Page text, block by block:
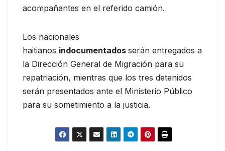
acompañantes en el referido camión.
Los nacionales
haitianos indocumentados serán entregados a
la Dirección General de Migración para su
repatriación, mientras que los tres detenidos
serán presentados ante el Ministerio Público
para su sometimiento a la justicia.